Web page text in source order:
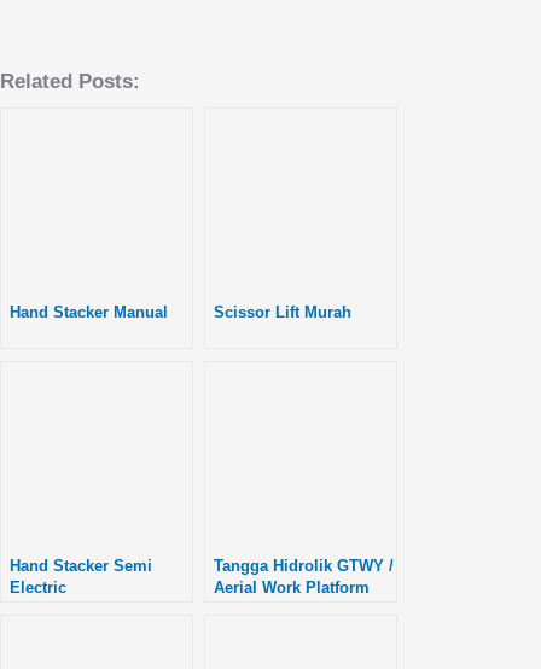
Related Posts:
Hand Stacker Manual Scissor Lift Murah
Hand Stacker Semi
Electric
Tangga Hidrolik GTWY /
Aerial Work Platform